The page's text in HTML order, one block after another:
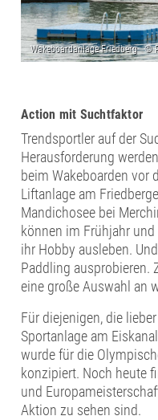
Action mit Suchtfaktor
Trendsportler auf der
Herausforderung
beim Wakeboarden vor
Liftanlage am
Mandichosee bei
können im Frühjahr
ihr Hobby ausleben.
Paddling ausprobieren.
eine große Auswahl an
Für diejenigen, die
Sportanlage am
wurde für die
konzipiert. Noch heute
und
Aktion zu sehen sind.